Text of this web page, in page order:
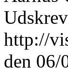
http://
den 06/